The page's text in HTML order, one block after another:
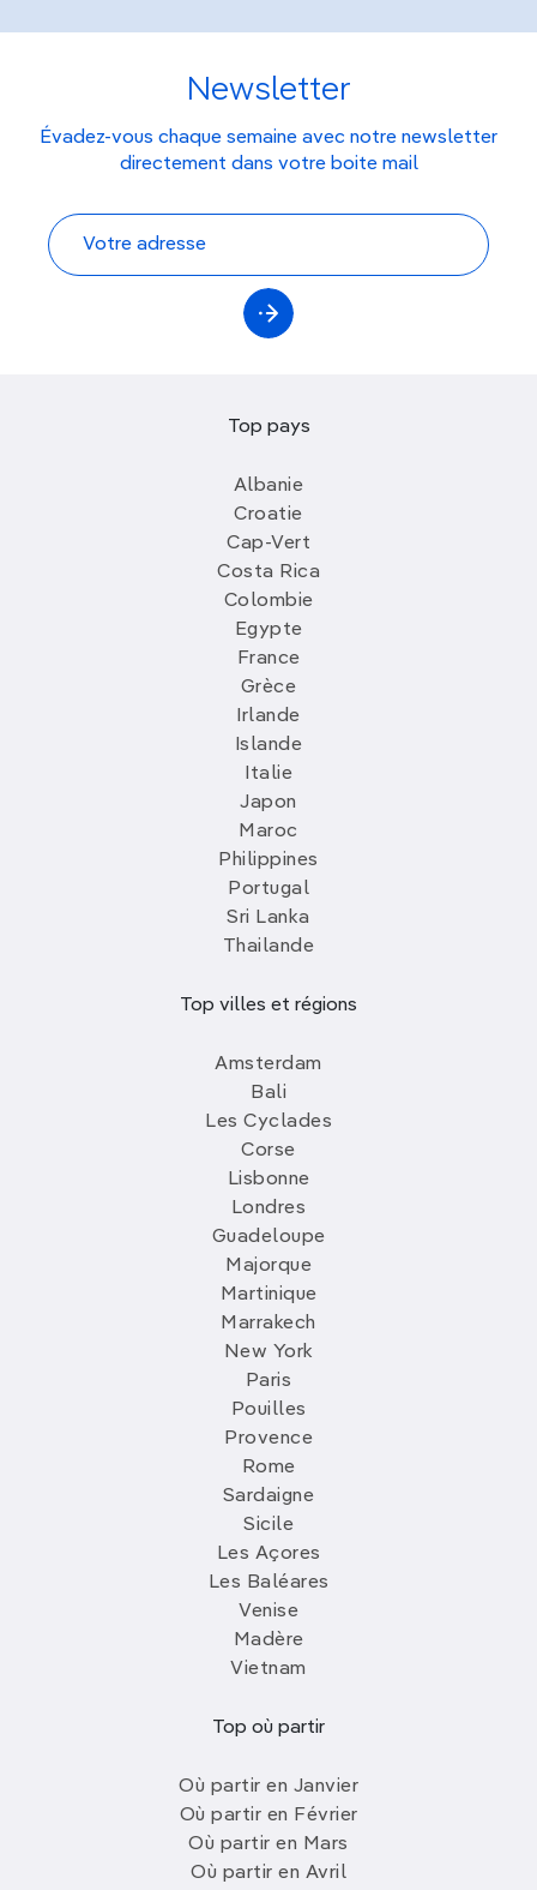
Newsletter
Évadez-vous chaque semaine avec notre newsletter
directement dans votre boite mail
Top pays
Albanie
Croatie
Cap-Vert
Costa Rica
Colombie
Egypte
France
Grèce
Irlande
Islande
Italie
Japon
Maroc
Philippines
Portugal
Sri Lanka
Thailande
Top villes et régions
Amsterdam
Bali
Les Cyclades
Corse
Lisbonne
Londres
Guadeloupe
Majorque
Martinique
Marrakech
New York
Paris
Pouilles
Provence
Rome
Sardaigne
Sicile
Les Açores
Les Baléares
Venise
Madère
Vietnam
Top où partir
Où partir en Janvier
Où partir en Février
Où partir en Mars
Où partir en Avril